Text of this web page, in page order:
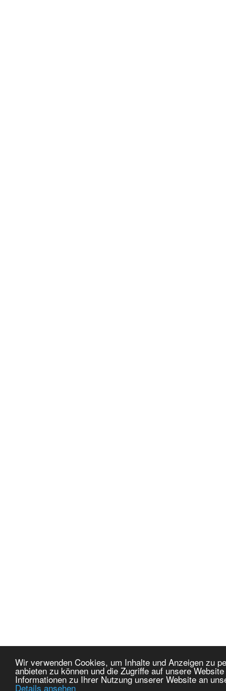
Wir verwenden Cookies, um Inhalte und Anzeigen zu
anbieten zu können und die Zugriffe auf unsere
Informationen zu Ihrer Nutzung unserer Website an
Details ansehen